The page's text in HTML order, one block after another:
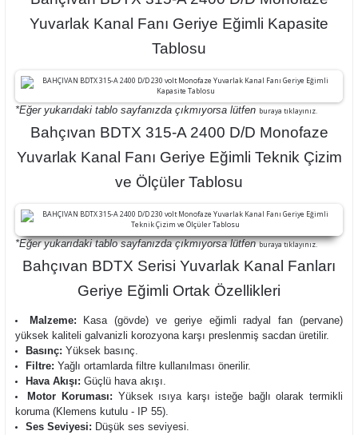
Yuvarlak Kanal Fanı Geriye Eğimli Kapasite
Tablosu
*Eğer yukarıdaki tablo sayfanızda çıkmıyorsa lütfen buraya tıklayınız.
Bahçıvan BDTX 315-A 2400 D/D Monofaze
Yuvarlak Kanal Fanı Geriye Eğimli Teknik Çizim
ve Ölçüler Tablosu
*Eğer yukarıdaki tablo sayfanızda çıkmıyorsa lütfenburaya tıklayınız.
Bahçıvan BDTX Serisi Yuvarlak Kanal Fanları
Geriye Eğimli Ortak Özellikleri
Malzeme: Kasa(gövde) ve geriye eğimli radyal fan (pervane)
yüksek kaliteli galvanizli korozyona karşı preslenmiş sacdan üretilir.
Basınç: Yüksek basınç.
Filtre: Yağlı ortamlarda filtre kullanılması önerilir.
Hava Akışı: Güçlü hava akışı.
Motor Koruması: Yüksek ısıya karşı isteğe bağlı olarak termikli
koruma (Klemens kutulu - IP 55).
Ses Seviyesi: Düşük ses seviyesi.